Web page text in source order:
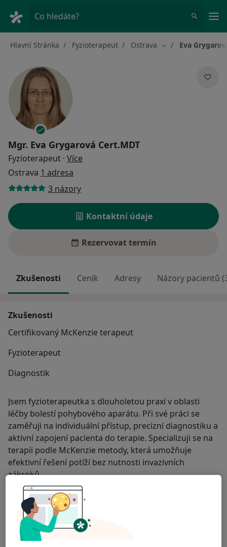
Co hledáte?
Hlavní Stránka Fyzioterapeut Ostrava Změna města
Eva
Mgr. Eva Grygarová Cert.MDT
Fyzioterapeut · Více
Ostrava 1 adresa
3 názory
Kontaktní údaje
Rezervovat termín
Zkušenosti Ceník Adresy Názory pacientů
Zkušenosti
Certifikovaný McKenzie terapeut
Fyzioterapeut
Diagnostik
Jsem fyzioterapeutka s dlouholetou praxí v oblasti
léčby bolestí pohybového aparátu. Při své práci se
zaměřuji na individuální přístup, precizní diagnostiku a
aktivní zapojení pacienta do terapie. Specializuji se na
terapii podle McKenzie metody, která umožňuje
efektivní řešení potíží bez nutnosti invazivních
zákroků.
Kromě toho využívám i další fyzioterapeutické přístupy
zaměřené na zlepšení držení těla, stabilitu a správné
pohybové stereotypy, aby dosažené výsledky byly
dlouhodobé.